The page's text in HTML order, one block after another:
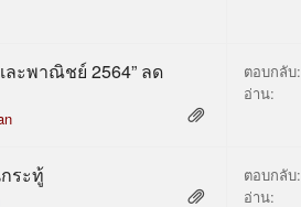
ะพาณิชย์ 2564” ลด
ตอบกลับ:
อ่าน:
ระทู้ ตอบกลับ:
อ่าน: